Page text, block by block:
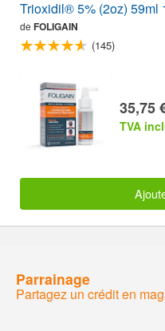
Trioxidil® 5% (2oz) 59ml
de FOLIGAIN
(145)
35,75
TVA
Parrainage
Partagez un crédit en